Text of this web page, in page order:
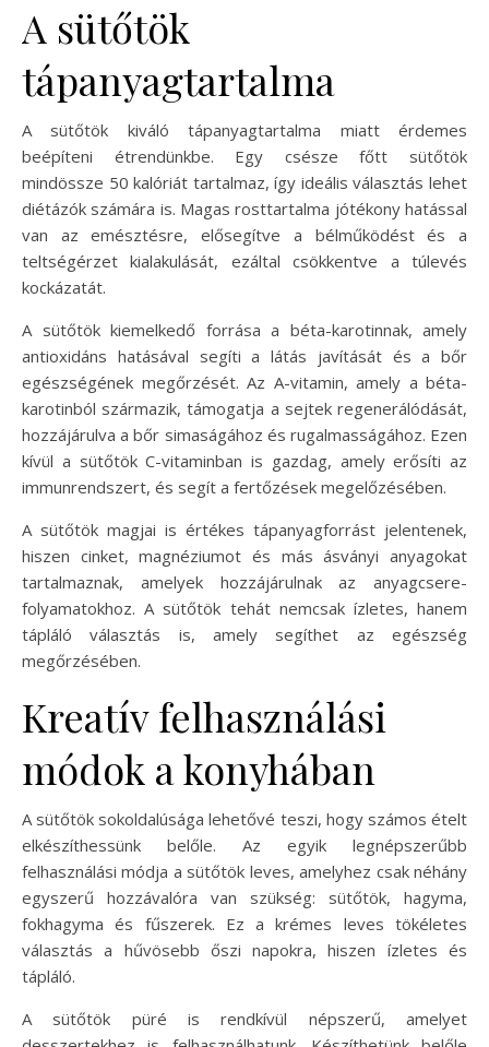
A sütőtök
tápanyagtartalma
A sütőtök kiváló tápanyagtartalma miatt érdemes
beépíteni étrendünkbe. Egy csésze főtt sütőtök
mindössze 50 kalóriát tartalmaz, így ideális választás lehet
diétázók számára is. Magas rosttartalma jótékony hatással
van az emésztésre, elősegítve a bélműködést és a
teltségérzet kialakulását, ezáltal csökkentve a túlevés
kockázatát.
A sütőtök kiemelkedő forrása a béta-karotinnak, amely
antioxidáns hatásával segíti a látás javítását és a bőr
egészségének megőrzését. Az A-vitamin, amely a béta-
karotinból származik, támogatja a sejtek regenerálódását,
hozzájárulva a bőr simaságához és rugalmasságához. Ezen
kívül a sütőtök C-vitaminban is gazdag, amely erősíti az
immunrendszert, és segít a fertőzések megelőzésében.
A sütőtök magjai is értékes tápanyagforrást jelentenek,
hiszen cinket, magnéziumot és más ásványi anyagokat
tartalmaznak, amelyek hozzájárulnak az anyagcsere-
folyamatokhoz. A sütőtök tehát nemcsak ízletes, hanem
tápláló választás is, amely segíthet az egészség
megőrzésében.
Kreatív felhasználási
módok a konyhában
A sütőtök sokoldalúsága lehetővé teszi, hogy számos ételt
elkészíthessünk belőle. Az egyik legnépszerűbb
felhasználási módja a sütőtök leves, amelyhez csak néhány
egyszerű hozzávalóra van szükség: sütőtök, hagyma,
fokhagyma és fűszerek. Ez a krémes leves tökéletes
választás a hűvösebb őszi napokra, hiszen ízletes és
tápláló.
A sütőtök püré is rendkívül népszerű, amelyet